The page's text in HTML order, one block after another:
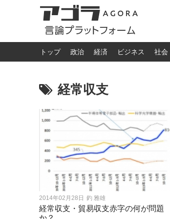
トップ 政治 経済 ビジネス 社会
経常収支
2014年02月28日 釣 雅雄
経常収支・貿易収支赤字の何が問題